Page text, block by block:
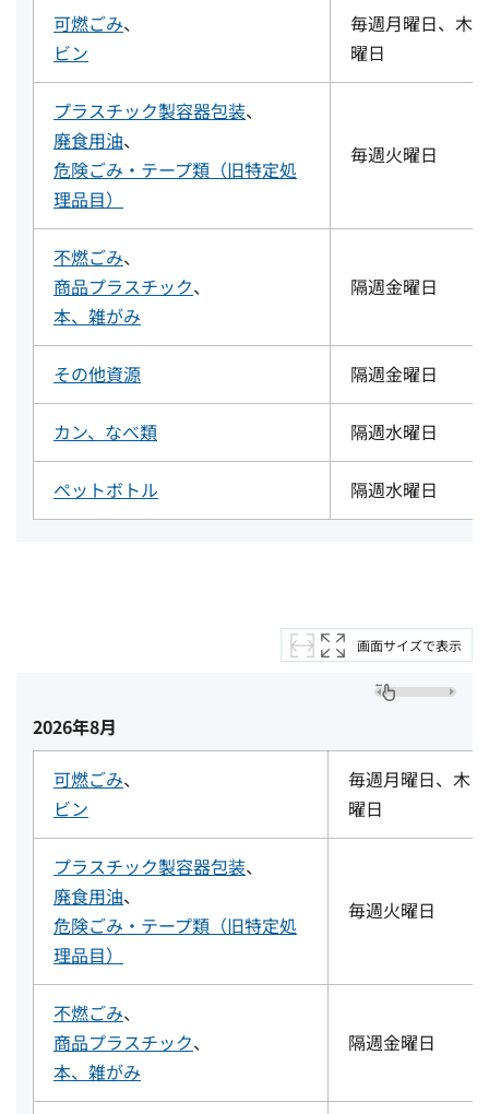
可燃ごみ、
ビン
毎週月曜日、木
曜日
プラスチック製容器包装、
廃食用油、
危険ごみ・テープ類（旧特定処
理品目）
毎週火曜日
不燃ごみ、
商品プラスチック、
本、雑がみ
隔週金曜日
その他資源 隔週金曜日
カン、なべ類 隔週水曜日
ペットボトル 隔週水曜日
画面サイズで表示
2026年8月
可燃ごみ、
ビン
毎週月曜日、木
曜日
プラスチック製容器包装、
廃食用油、
危険ごみ・テープ類（旧特定処
理品目）
毎週火曜日
不燃ごみ、
商品プラスチック、
本、雑がみ
隔週金曜日